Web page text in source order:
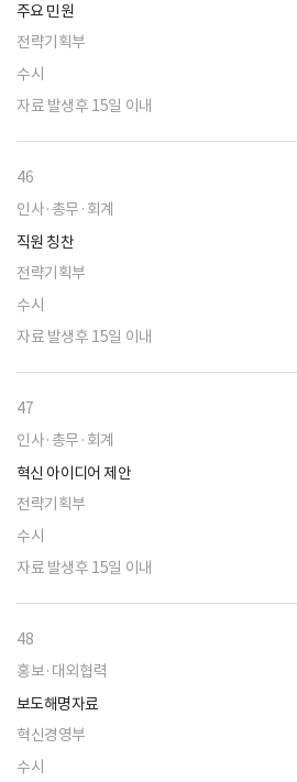
주요 민원
전략기획부
수시
자료 발생후 15일 이내
46
인사·총무·회계
직원 칭찬
전략기획부
수시
자료 발생후 15일 이내
47
인사·총무·회계
혁신 아이디어 제안
전략기획부
수시
자료 발생후 15일 이내
48
홍보·대외협력
보도해명자료
혁신경영부
수시